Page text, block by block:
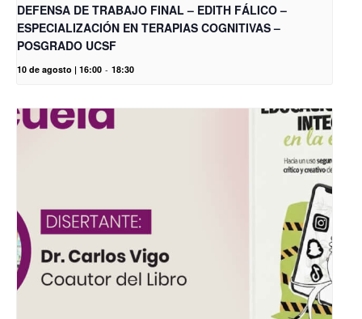
DEFENSA DE TRABAJO FINAL – EDITH FÁLICO –
ESPECIALIZACIÓN EN TERAPIAS COGNITIVAS –
POSGRADO UCSF
10 de agosto | 16:00 - 18:30